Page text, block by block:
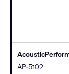
AP-5102